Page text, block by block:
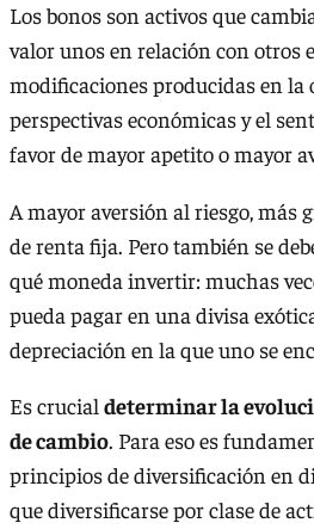
Los bonos son activos que
valor unos en relación con otros
modificaciones producidas en la
perspectivas económicas y el
favor de mayor apetito o mayor
A mayor aversión al riesgo, más
de renta fija. Pero también se
qué moneda invertir: muchas
pueda pagar en una divisa
depreciación en la que uno se
Es crucial determinar la
de cambio. Para eso es
principios de diversificación en
que diversificarse por clase de